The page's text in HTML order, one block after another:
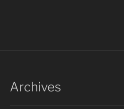
Archives